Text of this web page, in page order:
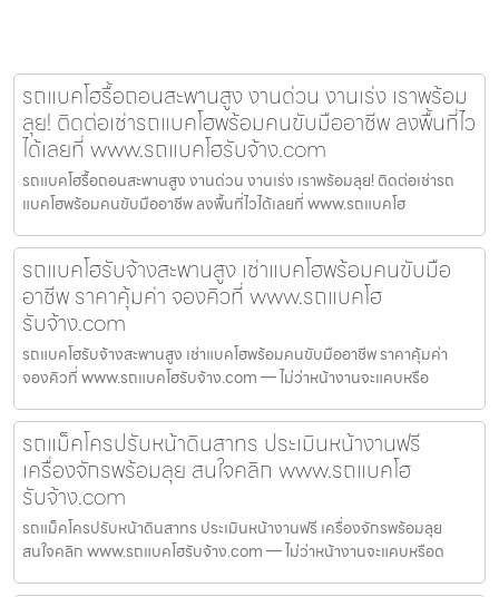
รถแบคโฮรื้อถอนสะพานสูง งานด่วน งานเร่ง เราพร้อม
ลุย! ติดต่อเช่ารถแบคโฮพร้อมคนขับมืออาชีพ ลงพื้นที่ไว
ได้เลยที่ www.รถแบคโฮรับจ้าง.com
รถแบคโฮรื้อถอนสะพานสูง งานด่วน งานเร่ง เราพร้อมลุย! ติดต่อเช่ารถ
แบคโฮพร้อมคนขับมืออาชีพ ลงพื้นที่ไวได้เลยที่ www.รถแบคโฮ
รถแบคโฮรับจ้างสะพานสูง เช่าแบคโฮพร้อมคนขับมือ
อาชีพ ราคาคุ้มค่า จองคิวที่ www.รถแบคโฮ
รับจ้าง.com
รถแบคโฮรับจ้างสะพานสูง เช่าแบคโฮพร้อมคนขับมืออาชีพ ราคาคุ้มค่า
จองคิวที่ www.รถแบคโฮรับจ้าง.com — ไม่ว่าหน้างานจะแคบหรือ
รถแม็คโครปรับหน้าดินสาทร ประเมินหน้างานฟรี
เครื่องจักรพร้อมลุย สนใจคลิก www.รถแบคโฮ
รับจ้าง.com
รถแม็คโครปรับหน้าดินสาทร ประเมินหน้างานฟรี เครื่องจักรพร้อมลุย
สนใจคลิก www.รถแบคโฮรับจ้าง.com — ไม่ว่าหน้างานจะแคบหรือด